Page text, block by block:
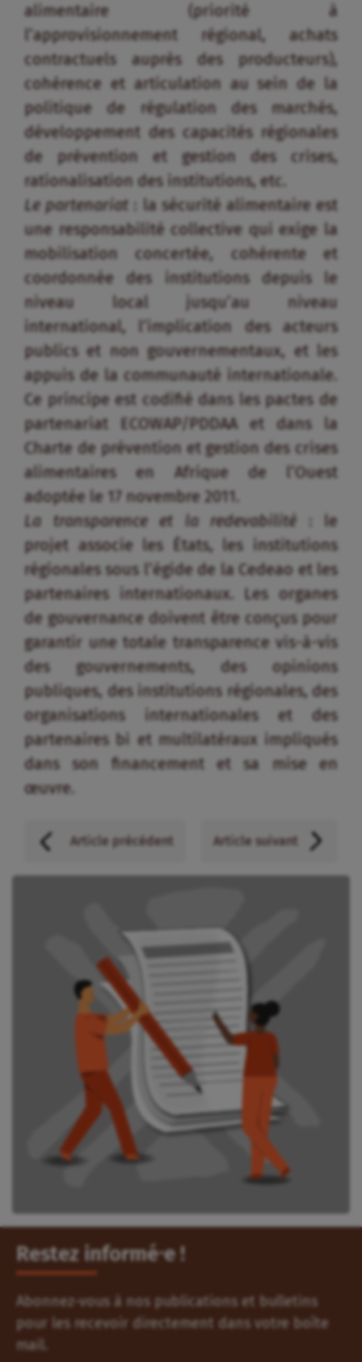
alimentaire (priorité à
l’approvisionnement régional, achats
contractuels auprès des producteurs),
cohérence et articulation au sein de la
politique de régulation des marchés,
développement des capacités régionales
de prévention et gestion des crises,
rationalisation des institutions, etc.
Le partenariat : la sécurité alimentaire est
une responsabilité collective qui exige la
mobilisation concertée, cohérente et
coordonnée des institutions depuis le
niveau local jusqu’au niveau
international, l’implication des acteurs
publics et non gouvernementaux, et les
appuis de la communauté internationale.
Ce principe est codifié dans les pactes de
partenariat ECOWAP/PDDAA et dans la
Charte de prévention et gestion des crises
alimentaires en Afrique de l’Ouest
adoptée le 17 novembre 2011.
La transparence et la redevabilité : le
projet associe les États, les institutions
régionales sous l’égide de la Cedeao et les
partenaires internationaux. Les organes
de gouvernance doivent être conçus pour
garantir une totale transparence vis-à-vis
des gouvernements, des opinions
publiques, des institutions régionales, des
organisations internationales et des
partenaires bi et multilatéraux impliqués
dans son financement et sa mise en
œuvre.
Article précédent Article suivant
Restez informé⸱e !
Abonnez-vous à nos publications et bulletins
pour les recevoir directement dans votre boîte
mail.